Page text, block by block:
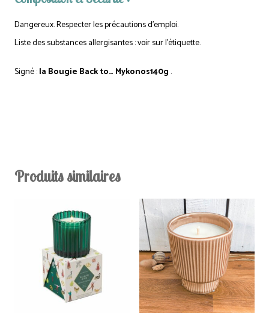
Dangereux. Respecter les précautions d’emploi.
Liste des substances allergisantes : voir sur l’étiquette.
Signé :la Bougie Back to… Mykonos140g .
Produits similaires